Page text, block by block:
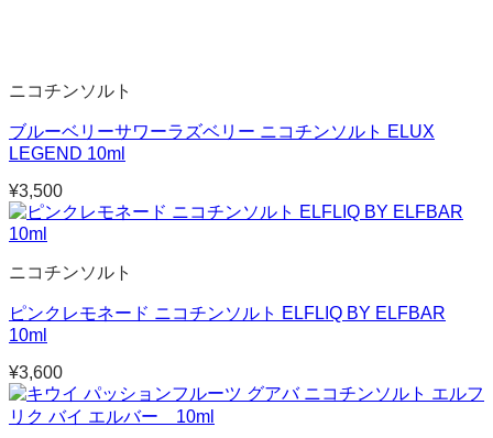
ニコチンソルト
ブルーベリーサワーラズベリー ニコチンソルト ELUX
LEGEND 10ml
¥3,500
ニコチンソルト
ピンクレモネード ニコチンソルト ELFLIQ BY ELFBAR
10ml
¥3,600